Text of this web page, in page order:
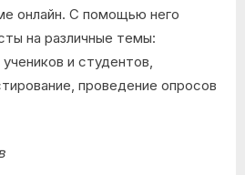
онлайн. С помощью него
на различные темы:
и студентов,
проведение опросов